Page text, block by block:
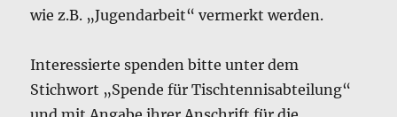
wie z.B. „Jugendarbeit“ vermerkt werden.
Interessierte spenden bitte unter dem
Stichwort „Spende für Tischtennisabteilung“